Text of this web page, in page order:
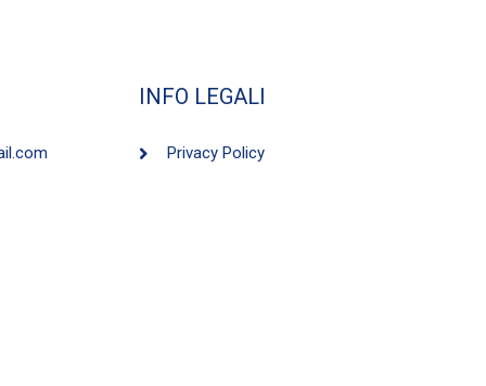
INFO LEGALI
Privacy Policy